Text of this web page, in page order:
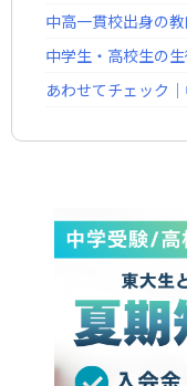
中高一貫校出身の
中学生・高校生の
あわせてチェック